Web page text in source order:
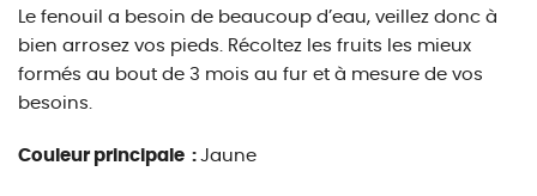
Le fenouil a besoin de beaucoup d’eau, veillez donc à
bien arrosez vos pieds. Récoltez les fruits les mieux
formés au bout de 3 mois au fur et à mesure de vos
besoins.
Couleur principale : Jaune